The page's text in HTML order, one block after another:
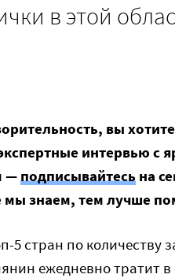
в этой
вы
интервью с
—подписывайтесь на
знаем, тем лучше
5 стран по количеству
ежедневно тратит в